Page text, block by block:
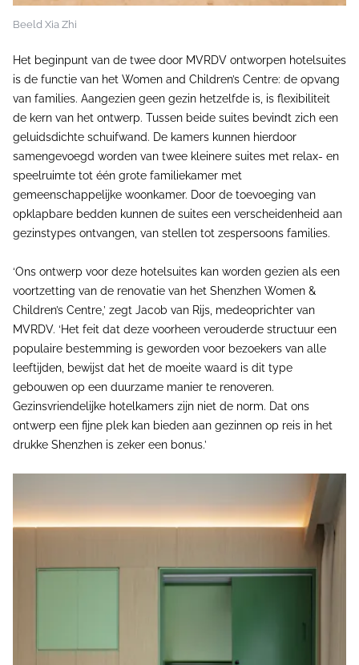
Beeld Xia Zhi
Het beginpunt van de twee door MVRDV ontworpen hotelsuites
is de functie van het Women and Children’s Centre: de opvang
van families. Aangezien geen gezin hetzelfde is, is flexibiliteit
de kern van het ontwerp. Tussen beide suites bevindt zich een
geluidsdichte schuifwand. De kamers kunnen hierdoor
samengevoegd worden van twee kleinere suites met relax- en
speelruimte tot één grote familiekamer met
gemeenschappelijke woonkamer. Door de toevoeging van
opklapbare bedden kunnen de suites een verscheidenheid aan
gezinstypes ontvangen, van stellen tot zespersoons families.
‘Ons ontwerp voor deze hotelsuites kan worden gezien als een
voortzetting van de renovatie van het Shenzhen Women &
Children’s Centre,’ zegt Jacob van Rijs, medeoprichter van
MVRDV. ‘Het feit dat deze voorheen verouderde structuur een
populaire bestemming is geworden voor bezoekers van alle
leeftijden, bewijst dat het de moeite waard is dit type
gebouwen op een duurzame manier te renoveren.
Gezinsvriendelijke hotelkamers zijn niet de norm. Dat ons
ontwerp een fijne plek kan bieden aan gezinnen op reis in het
drukke Shenzhen is zeker een bonus.’